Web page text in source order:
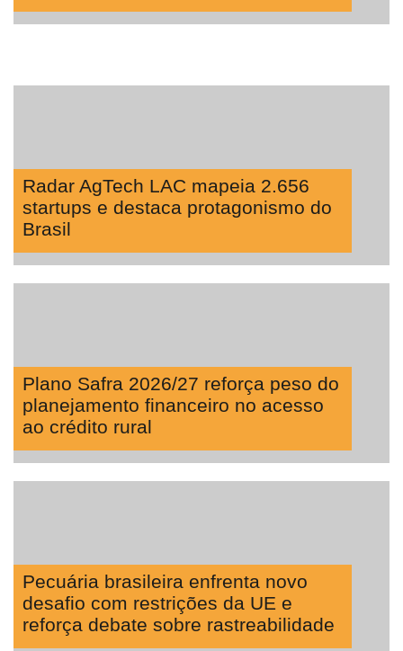
Radar AgTech LAC mapeia 2.656
startups e destaca protagonismo do
Brasil
Plano Safra 2026/27 reforça peso do
planejamento financeiro no acesso
ao crédito rural
Pecuária brasileira enfrenta novo
desafio com restrições da UE e
reforça debate sobre rastreabilidade